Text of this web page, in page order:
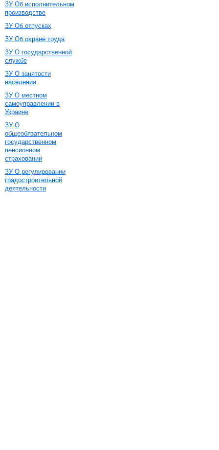
ЗУ Об исполнительном
производстве
ЗУ Об отпусках
ЗУ Об охране труда
ЗУ О государственной
службе
ЗУ О занятости
населения
ЗУ О местном
самоуправлении в
Украине
ЗУ О
общеобязательном
государственном
пенсионном
страховании
ЗУ О регулировании
градостроительной
деятельности